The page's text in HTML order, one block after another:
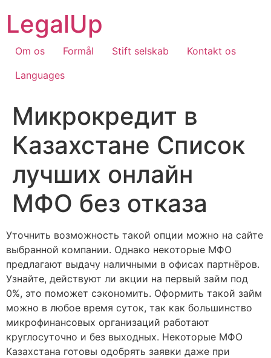
content
LegalUp
Om os Formål Stift selskab
Kontakt os
Languages
Микрокредит в
Казахстане Список
лучших онлайн
МФО без отказа
Уточнить возможность такой опции можно на сайте
выбранной компании. Однако некоторые МФО
предлагают выдачу наличными в офисах партнёров.
Узнайте, действуют ли акции на первый займ под
0%, это поможет сэкономить. Оформить такой займ
можно в любое время суток, так как большинство
микрофинансовых организаций работают
круглосуточно и без выходных. Некоторые МФО
Казахстана готовы одобрять заявки даже при